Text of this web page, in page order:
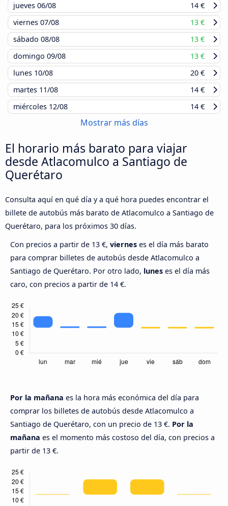
jueves 06/08
14 €
viernes 07/08
13 €
sábado 08/08
13 €
domingo 09/08
13 €
lunes 10/08
20 €
martes 11/08
14 €
miércoles 12/08 14 €
Mostrar más días
El horario más barato para viajar
desde Atlacomulco a Santiago de
Querétaro
Consulta aquí en qué día y a qué hora puedes encontrar el
billete de autobús más barato de Atlacomulco a Santiago de
Querétaro, para los próximos 30 días.
Con precios a partir de 13 €, viernes es el día más barato
para comprar billetes de autobús desde Atlacomulco a
Santiago de Querétaro. Por otro lado, lunes es el día más
caro, con precios a partir de 14 €.
Por la mañana es la hora más económica del día para
comprar los billetes de autobús desde Atlacomulco a
Santiago de Querétaro, con un precio de 13 €. Por la
mañana es el momento más costoso del día, con precios a
partir de 13 €.